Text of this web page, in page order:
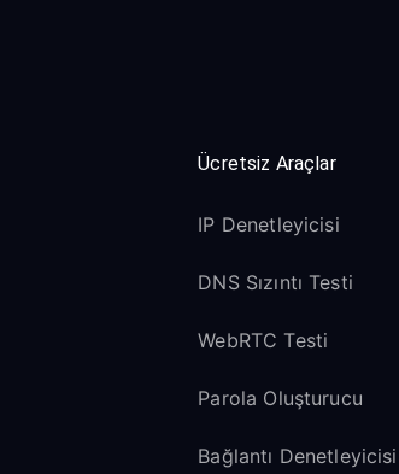
Ücretsiz Araçlar
IP Denetleyicisi
DNS Sızıntı Testi
WebRTC Testi
Parola Oluşturucu
Bağlantı Denetleyicisi